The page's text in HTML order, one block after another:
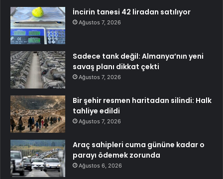
İncirin tanesi 42 liradan satılıyor
Ağustos 7, 2026
Sadece tank değil: Almanya’nın yeni
savaş planı dikkat çekti
Ağustos 7, 2026
Bir şehir resmen haritadan silindi: Halk
tahliye edildi
Ağustos 7, 2026
Araç sahipleri cuma gününe kadar o
parayı ödemek zorunda
Ağustos 6, 2026